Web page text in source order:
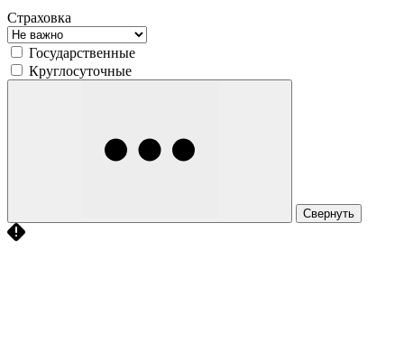
Страховка
Государственные
Круглосуточные
Свернуть